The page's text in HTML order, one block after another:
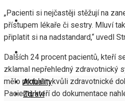
DNY ZDRAVÍ
SOUTĚŽE
Aktuality
Zdraví
„Pacienti si nejčastěji stěžují na
přístupem lékaře či sestry. Mluví
připlatit si na nadstandard,“ uvedl
Dalších 24 procent pacientů, kteří
zklamal nepřehledný zdravotnický
mělo problém kvůli zdravotnické
Pacienti, kteří do dokumentace